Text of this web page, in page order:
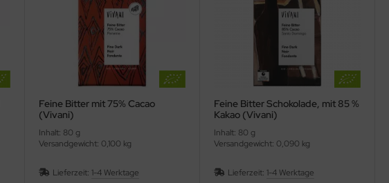
Feine Bitter mit 75% Cacao
(Vivani)
Inhalt: 80 g
Versandgewicht: 0,100 kg
Lieferzeit: 1-4 Werktage
Feine Bitter Schokolade, mit 85 %
Kakao (Vivani)
Inhalt: 80 g
Versandgewicht: 0,090 kg
Lieferzeit: 1-4 Werktage